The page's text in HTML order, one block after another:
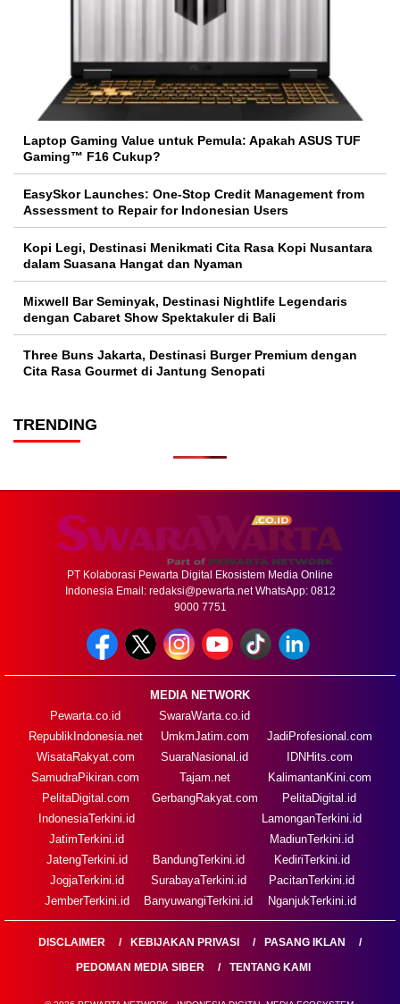
Laptop Gaming Value untuk Pemula: Apakah ASUS TUF
Gaming™ F16 Cukup?
EasySkor Launches: One-Stop Credit Management from
Assessment to Repair for Indonesian Users
Kopi Legi, Destinasi Menikmati Cita Rasa Kopi Nusantara
dalam Suasana Hangat dan Nyaman
Mixwell Bar Seminyak, Destinasi Nightlife Legendaris
dengan Cabaret Show Spektakuler di Bali
Three Buns Jakarta, Destinasi Burger Premium dengan
Cita Rasa Gourmet di Jantung Senopati
TRENDING
PT Kolaborasi Pewarta Digital Ekosistem Media Online
Indonesia Email: redaksi@pewarta.netWhatsApp: 0812
9000 7751
MEDIA NETWORK
Pewarta.co.id
RepublikIndonesia.net
WisataRakyat.com
SamudraPikiran.com
PelitaDigital.com
SwaraWarta.co.id
UmkmJatim.com
SuaraNasional.id
Tajam.net
GerbangRakyat.com
JadiProfesional.com
IDNHits.com
KalimantanKini.com
PelitaDigital.id
IndonesiaTerkini.id
JatimTerkini.id
JatengTerkini.id
JogjaTerkini.id
JemberTerkini.id
BandungTerkini.id
SurabayaTerkini.id
BanyuwangiTerkini.id
LamonganTerkini.id
MadiunTerkini.id
KediriTerkini.id
PacitanTerkini.id
NganjukTerkini.id
DISCLAIMER KEBIJAKAN PRIVASI
PASANG IKLAN
PEDOMAN MEDIA SIBER
TENTANG KAMI